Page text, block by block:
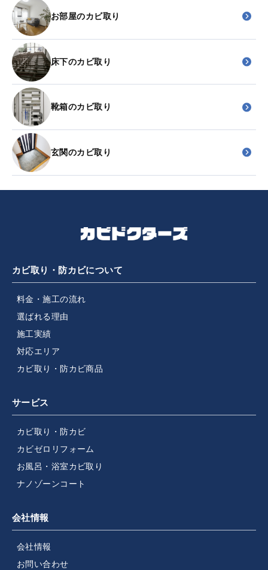
お部屋のカビ取り
床下のカビ取り
靴箱のカビ取り
玄関のカビ取り
カビ取り・防カビについて
料金・施工の流れ
選ばれる理由
施工実績
対応エリア
カビ取り・防カビ商品
サービス
カビ取り・防カビ
カビゼロリフォーム
お風呂・浴室カビ取り
ナノゾーンコート
会社情報
会社情報
お問い合わせ